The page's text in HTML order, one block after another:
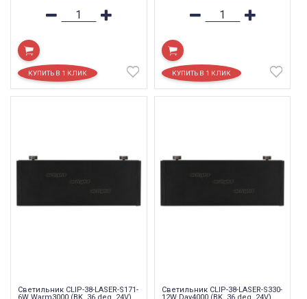
Светильник CLIP-38-LASER-S171-
6W Warm3000 (BK, 36 deg, 24V)
Светильник CLIP-38-LASER-S330-
12W Day4000 (BK, 36 deg, 24V)